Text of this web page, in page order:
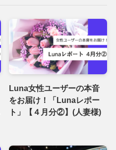
Luna女性ユーザーの本音
をお届け！「Lunaレポー
ト」【４月分②】(人妻様)